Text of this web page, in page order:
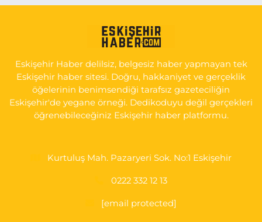
İSTİKLAL MAH. ŞAİR FUZULİ CAD. NO:35 A HAVA HASTANESİ
KARŞI KÖŞESİ ŞAİR FUZULİ AİLE SAĞLIĞI MERKEZİ KARŞISI
0 (222) 230 11 31 Yol Tarifi Al
Eskişehir Haber delilsiz, belgesiz haber yapmayan tek
Eskişehir haber sitesi. Doğru, hakkaniyet ve gerçeklik
öğelerinin benimsendiği tarafsız gazeteciliğin
Eskişehir'de yegane örneği. Dedikoduyu değil gerçekleri
öğrenebileceğiniz Eskişehir haber platformu.
Kurtuluş Mah. Pazaryeri Sok. No:1 Eskişehir
0222 332 12 13
[email protected]